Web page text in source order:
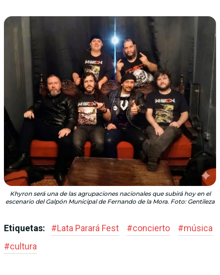
Khyron será una de las agrupaciones nacionales que subirá hoy en el
escenario del Galpón Municipal de Fernando de la Mora. Foto: Gentileza
Etiquetas: #Lata Parará Fest #concierto #música
#cultura